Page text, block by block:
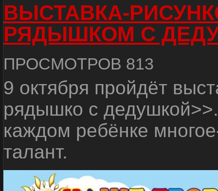
ВЫСТАВКА-
РЯДЫШКОМ С
ПРОСМОТРОВ 813
9 октября пройдёт
рядышко с
каждом ребёнке
талант.